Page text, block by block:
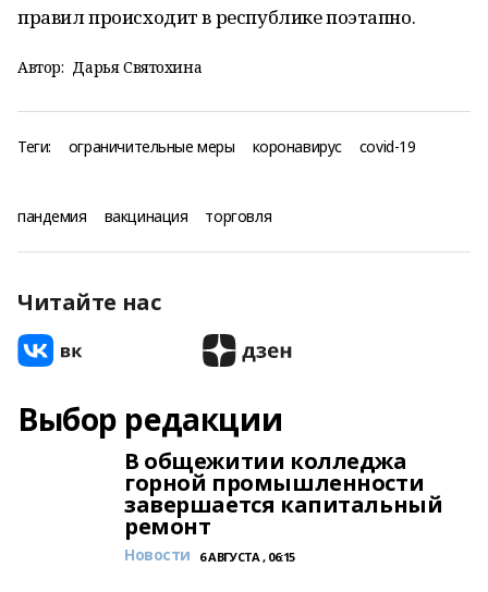
правил происходит в республике поэтапно.
Автор: Дарья Святохина
Теги: ограничительные меры коронавирус covid-19
пандемия вакцинация торговля
Читайте нас
Выбор редакции
В общежитии колледжа
горной промышленности
завершается капитальный
ремонт
Новости 6 АВГУСТА , 06:15